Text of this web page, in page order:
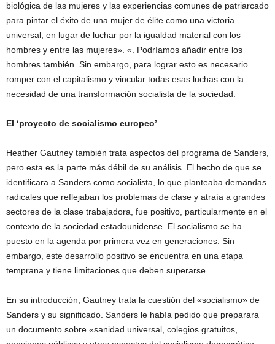
biológica de las mujeres y las experiencias comunes de patriarcado
para pintar el éxito de una mujer de élite como una victoria
universal, en lugar de luchar por la igualdad material con los
hombres y entre las mujeres». «. Podríamos añadir entre los
hombres también. Sin embargo, para lograr esto es necesario
romper con el capitalismo y vincular todas esas luchas con la
necesidad de una transformación socialista de la sociedad.
El ‘proyecto de socialismo europeo’
Heather Gautney también trata aspectos del programa de Sanders,
pero esta es la parte más débil de su análisis. El hecho de que se
identificara a Sanders como socialista, lo que planteaba demandas
radicales que reflejaban los problemas de clase y atraía a grandes
sectores de la clase trabajadora, fue positivo, particularmente en el
contexto de la sociedad estadounidense. El socialismo se ha
puesto en la agenda por primera vez en generaciones. Sin
embargo, este desarrollo positivo se encuentra en una etapa
temprana y tiene limitaciones que deben superarse.
En su introducción, Gautney trata la cuestión del «socialismo» de
Sanders y su significado. Sanders le había pedido que preparara
un documento sobre «sanidad universal, colegios gratuitos,